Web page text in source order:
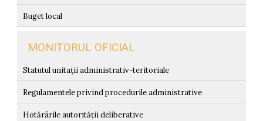
Buget local
MONITORUL OFICIAL
Statutul unitații administrativ-teritoriale
Regulamentele privind procedurile administrative
Hotărârile autorității deliberative